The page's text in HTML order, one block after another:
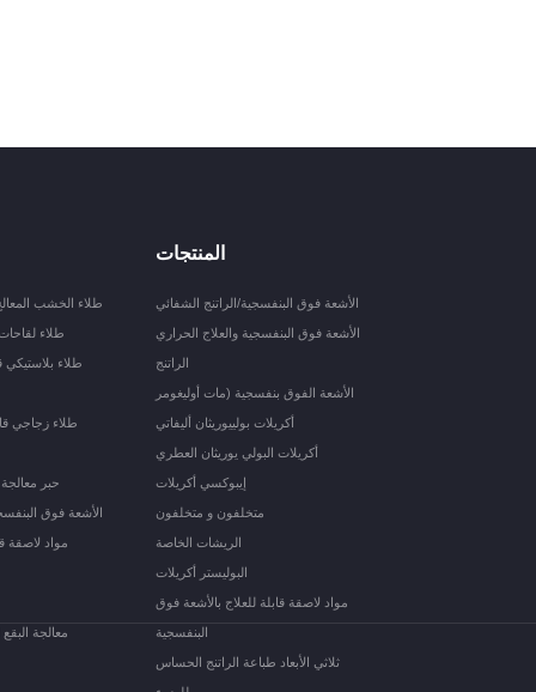
طلاء الخشب
طلاء
طلاء بلاستيكي
طلاء زجاجي
حبر
الأشعة فوق
مواد لاصقة
معالجة
المنتجات
الأشعة فوق البنفسجية/الراتنج الشفائي
الأشعة فوق البنفسجية والعلاج الحراري
الراتنج
الأشعة الفوق بنفسجية (مات أوليغومر
أكريلات بولييوريثان أليفاتي
أكريلات البولي يوريثان العطري
إيبوكسي أكريلات
متخلفون و متخلفون
الريشات الخاصة
البوليستر أكريلات
مواد لاصقة قابلة للعلاج بالأشعة فوق
البنفسجية
ثلاثي الأبعاد طباعة الراتنج الحساس